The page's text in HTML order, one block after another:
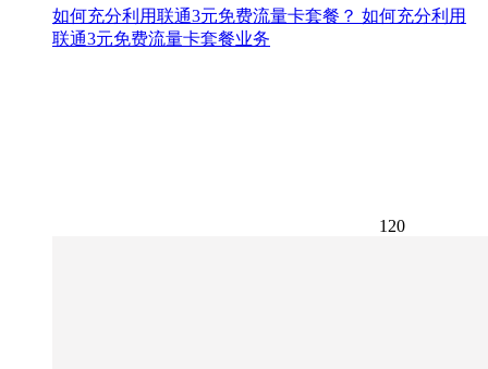
如何充分利用联通3元免费流量卡套餐？ 如何充分利用
联通3元免费流量卡套餐业务
120